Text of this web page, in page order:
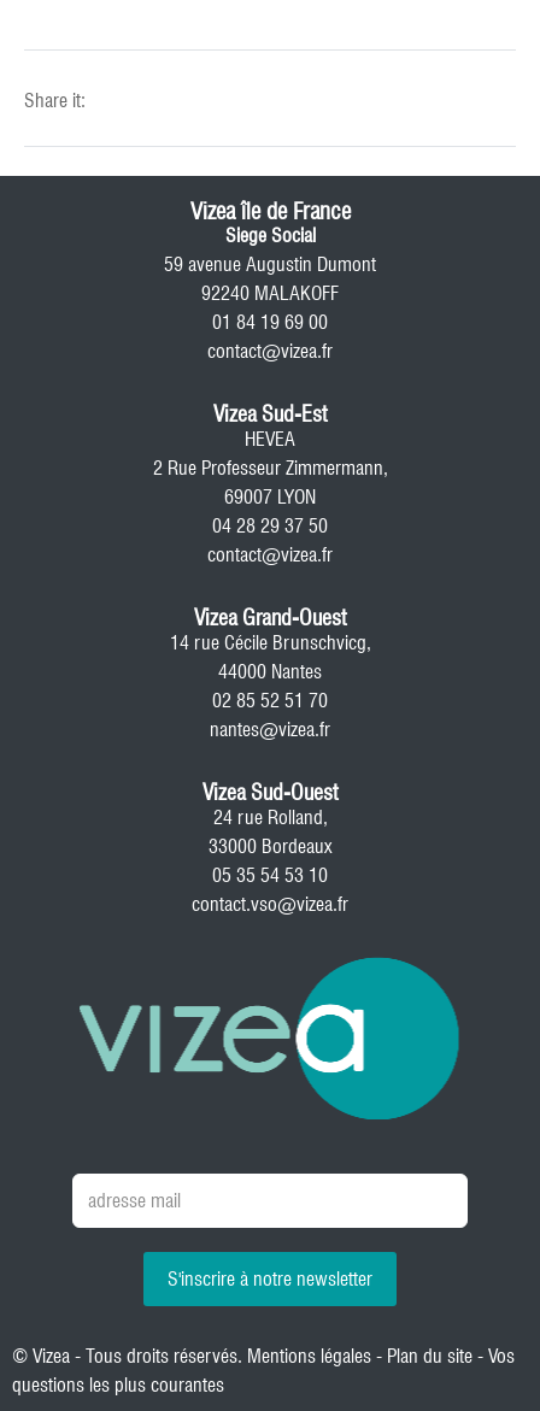
Share it:
Vizea île de France
Siege Social
59 avenue Augustin Dumont
92240 MALAKOFF
01 84 19 69 00
contact@vizea.fr
Vizea Sud-Est
HEVEA
2 Rue Professeur Zimmermann,
69007 LYON
04 28 29 37 50
contact@vizea.fr
Vizea Grand-Ouest
14 rue Cécile Brunschvicg,
44000 Nantes
02 85 52 51 70
nantes@vizea.fr
Vizea Sud-Ouest
24 rue Rolland,
33000 Bordeaux
05 35 54 53 10
contact.vso@vizea.fr
S'inscrire à notre newsletter
© Vizea - Tous droits réservés. Mentions légales - Plan du site - Vos
questions les plus courantes